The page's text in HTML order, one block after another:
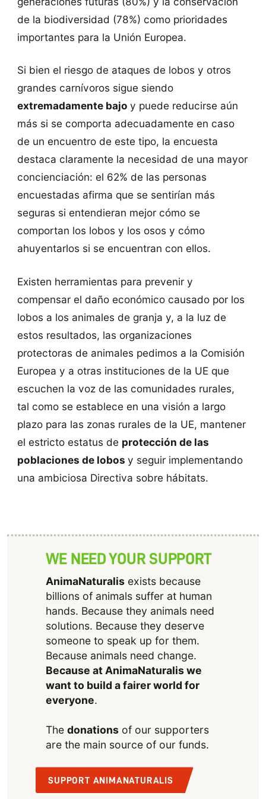
de la biodiversidad (78%) como prioridades
importantes para la Unión Europea.
Si bien el riesgo de ataques de lobos y otros
grandes carnívoros sigue siendo
extremadamente bajo y puede reducirse aún
más si se comporta adecuadamente en caso
de un encuentro de este tipo, la encuesta
destaca claramente la necesidad de una mayor
concienciación: el 62% de las personas
encuestadas afirma que se sentirían más
seguras si entendieran mejor cómo se
comportan los lobos y los osos y cómo
ahuyentarlos si se encuentran con ellos.
Existen herramientas para prevenir y
compensar el daño económico causado por los
lobos a los animales de granja y, a la luz de
estos resultados, las organizaciones
protectoras de animales pedimos a la Comisión
Europea y a otras instituciones de la UE que
escuchen la voz de las comunidades rurales,
tal como se establece en una visión a largo
plazo para las zonas rurales de la UE, mantener
el estricto estatus de protección de las
poblaciones de lobos y seguir implementando
una ambiciosa Directiva sobre hábitats.
WE NEED YOUR SUPPORT
AnimaNaturalisexists because
billions of animals suffer at human
hands. Because they animals need
solutions. Because they deserve
someone to speak up for them.
Because animals need change.
Because at AnimaNaturalis we
want to build a fairer world for
everyone.
The donationsof our supporters
are the main source of our funds.
SUPPORT ANIMANATURALIS